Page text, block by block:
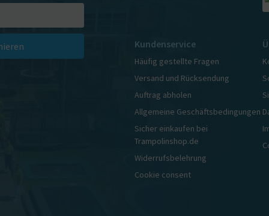
Kundenservice
Häufig gestellte Fragen
Versand und Rücksendung
Auftrag abholen
Allgemeine Geschäftsbedingungen
Sicher einkaufen bei
Trampolinshop.de
Widerrufsbelehrung
Cookie consent